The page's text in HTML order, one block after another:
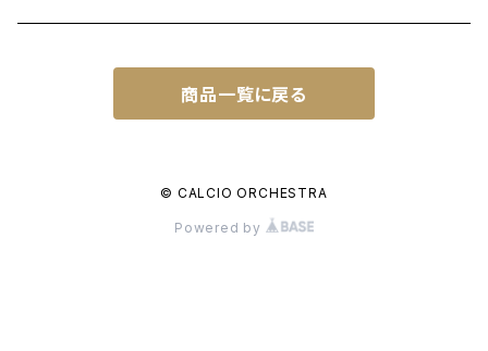
WOVEN TOTEBAG A4W
WOVEN BACKPACK A3H
NATIONAL IDENTITY SERIES
FUTSAL BALL
SOCCER NOTE
商品一覧に戻る
© CALCIO ORCHESTRA
Powered by